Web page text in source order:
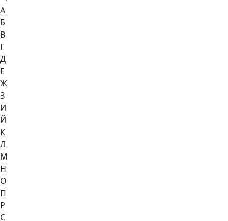
А
Б
В
Г
Д
Е
Ж
З
И
Й
К
Л
М
Н
О
П
Р
С